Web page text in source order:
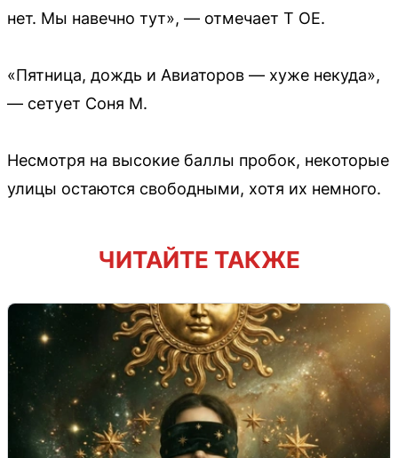
нет. Мы навечно тут», — отмечает T OE.
«Пятница, дождь и Авиаторов — хуже некуда»,
— сетует Соня М.
Несмотря на высокие баллы пробок, некоторые
улицы остаются свободными, хотя их немного.
ЧИТАЙТЕ ТАКЖЕ